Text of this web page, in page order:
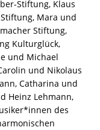
Stiftung, Klaus
Mara und
Stiftung,
Kulturglück,
und Michael
und Nikolaus
Catharina und
Heinz Lehmann,
des